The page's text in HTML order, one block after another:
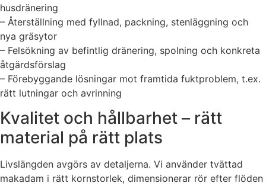
husdränering
– Återställning med fyllnad, packning, stenläggning och
nya gräsytor
– Felsökning av befintlig dränering, spolning och konkreta
åtgärdsförslag
– Förebyggande lösningar mot framtida fuktproblem, t.ex.
rätt lutningar och avrinning
Kvalitet och hållbarhet – rätt
material på rätt plats
Livslängden avgörs av detaljerna. Vi använder tvättad
makadam i rätt kornstorlek, dimensionerar rör efter flöden